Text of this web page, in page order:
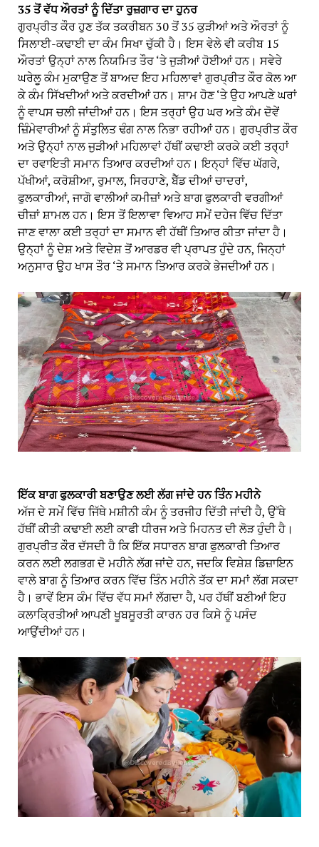
35 ਤੋਂ ਵੱਧ ਔਰਤਾਂ ਨੂੰ ਦਿੱਤਾ ਰੁਜ਼ਗਾਰ ਦਾ ਹੁਨਰ
ਗੁਰਪ੍ਰੀਤ ਕੌਰ ਹੁਣ ਤੱਕ ਤਕਰੀਬਨ 30 ਤੋਂ 35 ਕੁੜੀਆਂ ਅਤੇ ਔਰਤਾਂ ਨੂੰ
ਸਿਲਾਈ-ਕਢਾਈ ਦਾ ਕੰਮ ਸਿਖਾ ਚੁੱਕੀ ਹੈ। ਇਸ ਵੇਲੇ ਵੀ ਕਰੀਬ 15
ਔਰਤਾਂ ਉਨ੍ਹਾਂ ਨਾਲ ਨਿਯਮਿਤ ਤੌਰ ‘ਤੇ ਜੁੜੀਆਂ ਹੋਈਆਂ ਹਨ। ਸਵੇਰੇ
ਘਰੇਲੂ ਕੰਮ ਮੁਕਾਉਣ ਤੋਂ ਬਾਅਦ ਇਹ ਮਹਿਲਾਵਾਂ ਗੁਰਪ੍ਰੀਤ ਕੌਰ ਕੋਲ ਆ
ਕੇ ਕੰਮ ਸਿੱਖਦੀਆਂ ਅਤੇ ਕਰਦੀਆਂ ਹਨ। ਸ਼ਾਮ ਹੋਣ ‘ਤੇ ਉਹ ਆਪਣੇ ਘਰਾਂ
ਨੂੰ ਵਾਪਸ ਚਲੀ ਜਾਂਦੀਆਂ ਹਨ। ਇਸ ਤਰ੍ਹਾਂ ਉਹ ਘਰ ਅਤੇ ਕੰਮ ਦੋਵੇਂ
ਜ਼ਿੰਮੇਵਾਰੀਆਂ ਨੂੰ ਸੰਤੁਲਿਤ ਢੰਗ ਨਾਲ ਨਿਭਾ ਰਹੀਆਂ ਹਨ। ਗੁਰਪ੍ਰੀਤ ਕੌਰ
ਅਤੇ ਉਨ੍ਹਾਂ ਨਾਲ ਜੁੜੀਆਂ ਮਹਿਲਾਵਾਂ ਹੱਥੀਂ ਕਢਾਈ ਕਰਕੇ ਕਈ ਤਰ੍ਹਾਂ
ਦਾ ਰਵਾਇਤੀ ਸਮਾਨ ਤਿਆਰ ਕਰਦੀਆਂ ਹਨ। ਇਨ੍ਹਾਂ ਵਿੱਚ ਘੱਗਰੇ,
ਪੱਖੀਆਂ, ਕਰੋਸ਼ੀਆ, ਰੁਮਾਲ, ਸਿਰਹਾਣੇ, ਬੈੱਡ ਦੀਆਂ ਚਾਦਰਾਂ,
ਫੁਲਕਾਰੀਆਂ, ਜਾਗੋ ਵਾਲੀਆਂ ਕਮੀਜ਼ਾਂ ਅਤੇ ਬਾਗ ਫੁਲਕਾਰੀ ਵਰਗੀਆਂ
ਚੀਜ਼ਾਂ ਸ਼ਾਮਲ ਹਨ। ਇਸ ਤੋਂ ਇਲਾਵਾ ਵਿਆਹ ਸਮੇਂ ਦਹੇਜ ਵਿੱਚ ਦਿੱਤਾ
ਜਾਣ ਵਾਲਾ ਕਈ ਤਰ੍ਹਾਂ ਦਾ ਸਮਾਨ ਵੀ ਹੱਥੀਂ ਤਿਆਰ ਕੀਤਾ ਜਾਂਦਾ ਹੈ।
ਉਨ੍ਹਾਂ ਨੂੰ ਦੇਸ਼ ਅਤੇ ਵਿਦੇਸ਼ ਤੋਂ ਆਰਡਰ ਵੀ ਪ੍ਰਾਪਤ ਹੁੰਦੇ ਹਨ, ਜਿਨ੍ਹਾਂ
ਅਨੁਸਾਰ ਉਹ ਖਾਸ ਤੌਰ ‘ਤੇ ਸਮਾਨ ਤਿਆਰ ਕਰਕੇ ਭੇਜਦੀਆਂ ਹਨ।
ਇੱਕ ਬਾਗ ਫੁਲਕਾਰੀ ਬਣਾਉਣ ਲਈ ਲੱਗ ਜਾਂਦੇ ਹਨ ਤਿੰਨ ਮਹੀਨੇ
ਅੱਜ ਦੇ ਸਮੇਂ ਵਿੱਚ ਜਿੱਥੇ ਮਸ਼ੀਨੀ ਕੰਮ ਨੂੰ ਤਰਜੀਹ ਦਿੱਤੀ ਜਾਂਦੀ ਹੈ, ਉੱਥੇ
ਹੱਥੀਂ ਕੀਤੀ ਕਢਾਈ ਲਈ ਕਾਫੀ ਧੀਰਜ ਅਤੇ ਮਿਹਨਤ ਦੀ ਲੋੜ ਹੁੰਦੀ ਹੈ।
ਗੁਰਪ੍ਰੀਤ ਕੌਰ ਦੱਸਦੀ ਹੈ ਕਿ ਇੱਕ ਸਧਾਰਨ ਬਾਗ ਫੁਲਕਾਰੀ ਤਿਆਰ
ਕਰਨ ਲਈ ਲਗਭਗ ਦੋ ਮਹੀਨੇ ਲੱਗ ਜਾਂਦੇ ਹਨ, ਜਦਕਿ ਵਿਸ਼ੇਸ਼ ਡਿਜ਼ਾਇਨ
ਵਾਲੇ ਬਾਗ ਨੂੰ ਤਿਆਰ ਕਰਨ ਵਿੱਚ ਤਿੰਨ ਮਹੀਨੇ ਤੱਕ ਦਾ ਸਮਾਂ ਲੱਗ ਸਕਦਾ
ਹੈ। ਭਾਵੇਂ ਇਸ ਕੰਮ ਵਿੱਚ ਵੱਧ ਸਮਾਂ ਲੱਗਦਾ ਹੈ, ਪਰ ਹੱਥੀਂ ਬਣੀਆਂ ਇਹ
ਕਲਾਕ੍ਰਿਤੀਆਂ ਆਪਣੀ ਖੂਬਸੂਰਤੀ ਕਾਰਨ ਹਰ ਕਿਸੇ ਨੂੰ ਪਸੰਦ
ਆਉਂਦੀਆਂ ਹਨ।